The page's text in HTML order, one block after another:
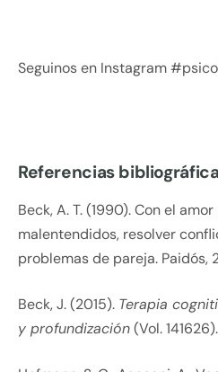
Seguinos en Instagram
Referencias
Beck, A. T. (1990). Con el
malentendidos, resolver
problemas de pareja. Paidós,
Beck, J. (2015). Terapia
y profundización(Vol.